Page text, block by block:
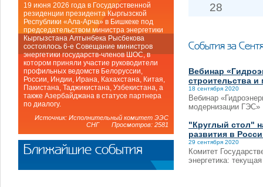
28
События за
Вебинар
строительства
18 сентября 2020
Вебинар
модернизации ГЭС»
"Круглый стол"
развития в
29 сентября 2020
Комитет
энергетика:
19 июня 2026 года в Государственной
резиденции президента Кыргызской
Республики «Ала-Арча» в Бишкеке под
председательством министра энергетики
Кыргызстана Алтынбека Рысбекова
состоялось 6-е Совещание министров
энергетики государств-членов ШОС, в
котором приняли участие руководители
профильных ведомств Белоруссии,
России, Индии, Ирана, Кахахстана, Китая,
Пакистана, Таджикистана, Узбекистана, а
также Азербайджана в статусе партнера
по диалогу.
Источник: Исполнительный комитет ЭЭС
СНГ Просмотров: 2581
Ближайшие события